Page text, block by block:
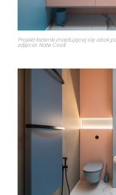
Projekt łazienki znajdującej się obok
zdjęcia: Nate Cook